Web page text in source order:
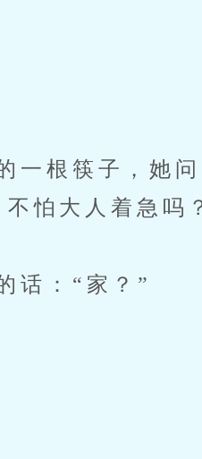
根筷子，她问
怕大人着急吗
话：“家？”